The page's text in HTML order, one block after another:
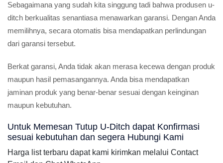
Sebagaimana yang sudah kita singgung tadi bahwa produsen u-
ditch berkualitas senantiasa menawarkan garansi. Dengan Anda
memilihnya, secara otomatis bisa mendapatkan perlindungan
dari garansi tersebut.
Berkat garansi, Anda tidak akan merasa kecewa dengan produk
maupun hasil pemasangannya. Anda bisa mendapatkan
jaminan produk yang benar-benar sesuai dengan keinginan
maupun kebutuhan.
Untuk Memesan Tutup U-Ditch dapat Konfirmasi
sesuai kebutuhan dan segera Hubungi Kami
Harga list terbaru dapat kami kirimkan melalui Contact